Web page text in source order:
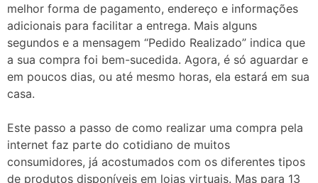
melhor forma de pagamento, endereço e informações
adicionais para facilitar a entrega. Mais alguns
segundos e a mensagem “Pedido Realizado” indica que
a sua compra foi bem-sucedida. Agora, é só aguardar e
em poucos dias, ou até mesmo horas, ela estará em sua
casa.
Este passo a passo de como realizar uma compra pela
internet faz parte do cotidiano de muitos
consumidores, já acostumados com os diferentes tipos
de produtos disponíveis em lojas virtuais. Mas para 13